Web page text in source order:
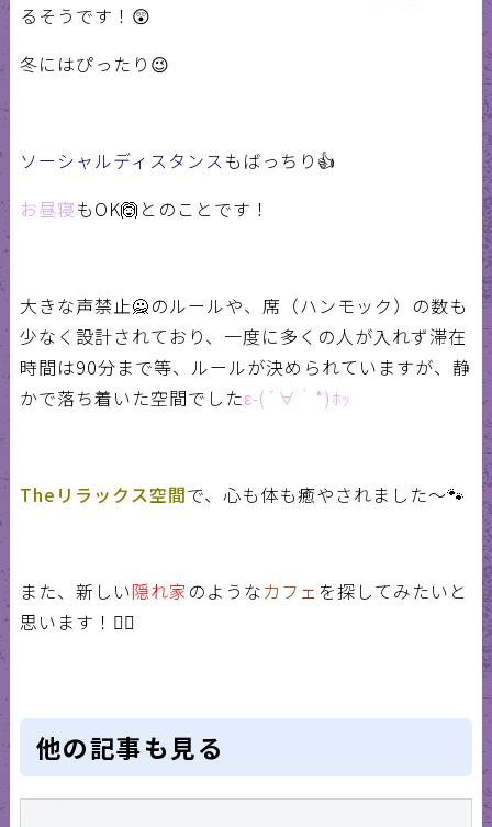
るそうです！😲
冬にはぴったり😉
ソーシャルディスタンス もばっちり👍
お昼寝もOK🙆とのことです！
大きな声禁止🙅のルールや、席（ハンモック）の数も
少なく設計されており、一度に多くの人が入れず滞在
時間は90分まで等、ルールが決められていますが、静
かで落ち着いた空間でしたε-(´∀｀*)ﾎｯ
Theリラックス空間で、心も体も癒やされました〜🐾
また、新しい隠れ家のようなカフェ を探してみたいと
思います！🕵‍♂
他の記事も見る